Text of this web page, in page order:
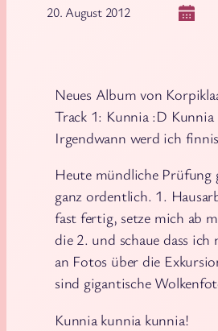
20. August 2012
Neues Album von
Track 1: Kunnia :D
Irgendwann werd ich
Heute mündliche Prüfung
ganz ordentlich. 1.
fast fertig, setze mich ab
die 2. und schaue dass ich
an Fotos über die
sind gigantische
Kunnia kunnia kunnia!